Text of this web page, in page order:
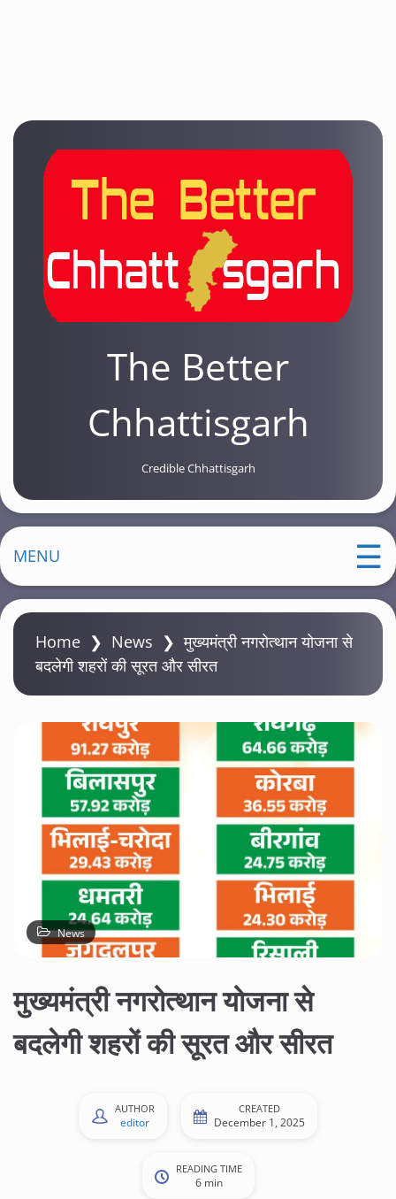
The Better
Chhattisgarh
Credible Chhattisgarh
MENU
Home ❯ News ❯मुख्यमंत्री नगरोत्थान योजना से
बदलेगी शहरों की सूरत और सीरत
News
मुख्यमंत्री नगरोत्थान योजना से
बदलेगी शहरों की सूरत और सीरत
AUTHOR
editor
CREATED
December 1, 2025
READING TIME
6 min